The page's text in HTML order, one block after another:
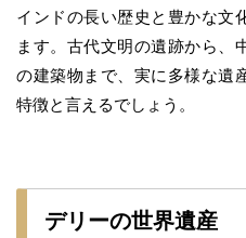
インドの長い歴史と豊かな文
ます。古代文明の遺跡から、
の建築物まで、実に多様な遺
特徴と言えるでしょう。
デリーの世界遺産